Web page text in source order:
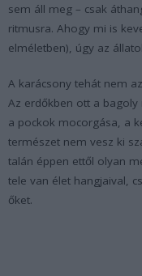
sem áll meg – csak
ritmusra. Ahogy mi is
elméletben), úgy az
A karácsony tehát nem
Az erdőkben ott a
a pockok mocorgása, a
természet nem vesz ki
talán éppen ettől olyan
tele van élet hangjaival,
őket.